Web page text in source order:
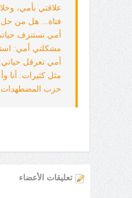
علاقتي بأمي،
فتاة... هل من
أمي تستنزف
مشكلتي أمي:
أمي تعرقل
مثل كثيرات: أنا
حزب المضطهدات:
تعليقات الأعضاء